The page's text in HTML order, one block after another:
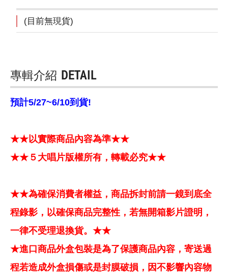
(目前無現貨)
專輯介紹 DETAIL
預計5/27~6/10到貨!
★★以實際商品內容為準★★
★★５大唱片版權所有，轉載必究★★
★★為確保消費者權益，商品拆封前請一鏡到底全
程錄影，以確保商品完整性，若無開箱影片證明，
一律不受理退換貨。★★
★進口商品外盒包裝是為了保護商品內容，寄送過
程若造成外盒損傷或是封膜破損，因不影響內容物